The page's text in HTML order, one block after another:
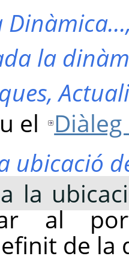
la
el
ubicació
la
al
de la